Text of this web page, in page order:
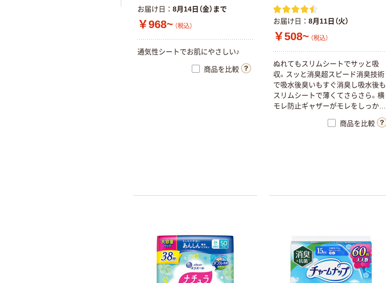
お届け日 8月14日（金）まで
￥968~ （税込）
通気性シートでお肌にやさしい♪
商品を比較
お届け日 8月11日（火）
￥508~ （税込）
ぬれてもスリムシートでサッと吸
収。スッと消臭超スピード消臭技術
で吸水後臭いもすぐ消臭し吸水後も
スリムシートで薄くてさらさら。横
モレ防止ギャザーがモレをしっかり
商品を比較